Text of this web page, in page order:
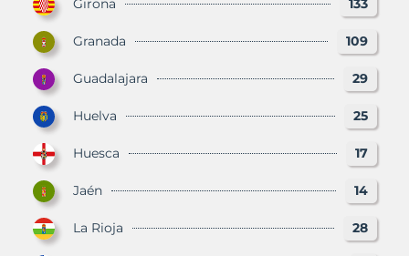
Girona 133
Granada 109
Guadalajara 29
Huelva 25
Huesca 17
Jaén 14
La Rioja 28